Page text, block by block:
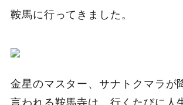
鞍馬に行ってきました。
金星のマスター、サナトクマラが
言われる鞍馬寺は、行くたびに人